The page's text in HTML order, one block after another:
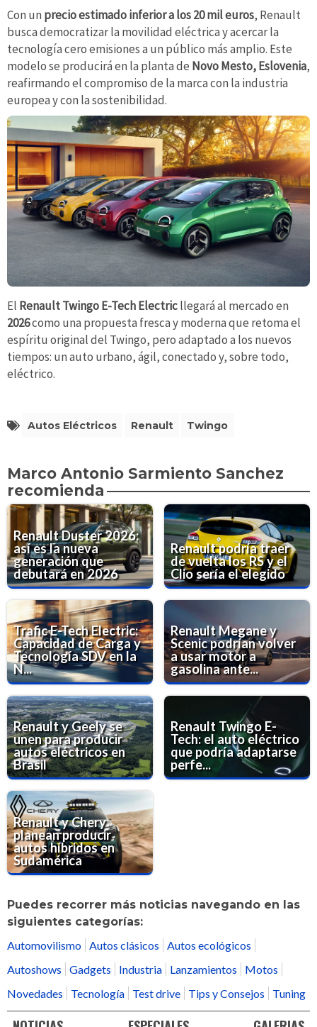
Con un precio estimado inferior a los 20 mil euros, Renault
busca democratizar la movilidad eléctrica y acercar la
tecnología cero emisiones a un público más amplio. Este
modelo se producirá en la planta de Novo Mesto, Eslovenia,
reafirmando el compromiso de la marca con la industria
europea y con la sostenibilidad.
El Renault Twingo E-Tech Electricllegará al mercado en
2026como una propuesta fresca y moderna que retoma el
espíritu original del Twingo, pero adaptado a los nuevos
tiempos: un auto urbano, ágil, conectado y, sobre todo,
eléctrico.
Autos Eléctricos Renault Twingo
Marco Antonio Sarmiento Sanchez
recomienda
Renault Duster 2026:
así es la nueva
generación que
debutará en 2026
Renault podría traer
de vuelta los RS y el
Clio sería el elegido
Trafic E-Tech Electric:
Capacidad de Carga y
Tecnología SDV en la
N...
Renault Megane y
Scenic podrían volver
a usar motor a
gasolina ante...
Renault y Geely se
unen para producir
autos eléctricos en
Brasil
Renault Twingo E-
Tech: el auto eléctrico
que podría adaptarse
perfe...
Renault y Chery
planean producir
autos híbridos en
Sudamérica
Puedes recorrer más noticias navegando en las
siguientes categorías:
Automovilismo Autos clásicos
Autos ecológicos
Autoshows
Gadgets Industria Lanzamientos
Motos
Novedades
Tecnología Test drive Tips y Consejos Tuning